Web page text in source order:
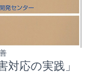
応の実践」